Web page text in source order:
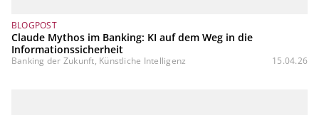
BLOGPOST
Claude Mythos im Banking: KI auf dem Weg in die
Informationssicherheit
Banking der Zukunft, Künstliche Intelligenz 15.04.26